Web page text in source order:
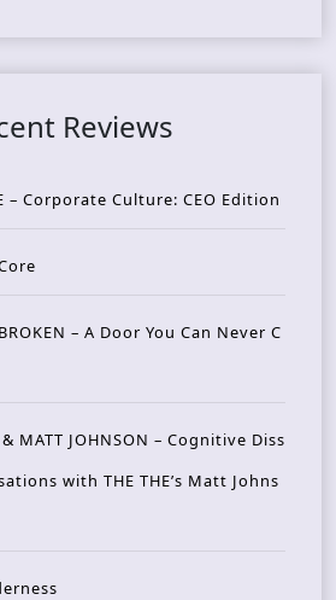
Reviews
– Corporate Culture: CEO Edition
– A Door You Can Never C
& MATT JOHNSON – Cognitive Diss
with THE THE’s Matt Johns